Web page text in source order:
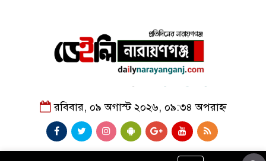
রবিবার, ০৯ অগাস্ট ২০২৬, ০৯:৩৪ অপরাহ্ন